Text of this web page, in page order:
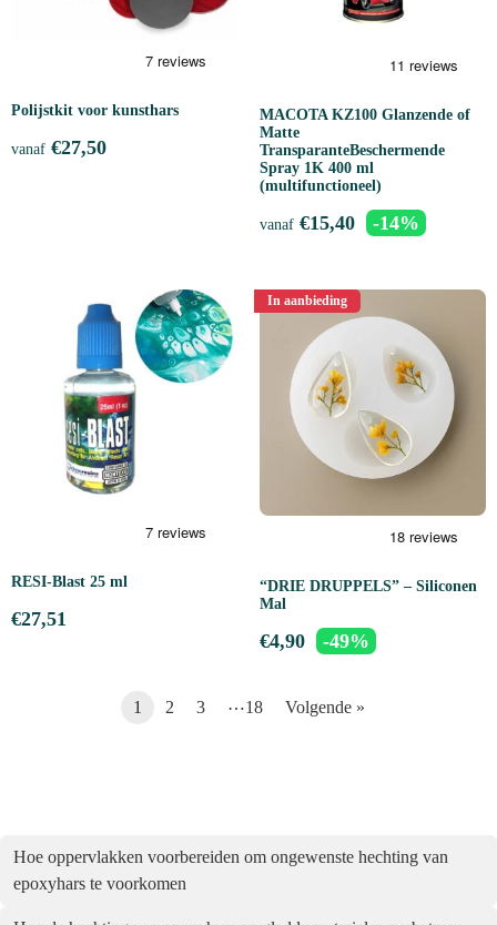
Polijstkit voor kunsthars
vanaf €27,50
MACOTA KZ100 Glanzende of
Matte
TransparanteBeschermende
Spray 1K 400 ml
(multifunctioneel)
vanaf €15,40 -14%
RESI-Blast 25 ml
€27,51
In aanbieding
“DRIE DRUPPELS” – Siliconen
Mal
€4,90 -49%
1 2 3 …18 Volgende »
Hoe oppervlakken voorbereiden om ongewenste hechting van
epoxyhars te voorkomen